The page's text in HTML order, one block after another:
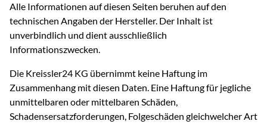
Alle Informationen auf diesen Seiten beruhen auf den
technischen Angaben der Hersteller. Der Inhalt ist
unverbindlich und dient ausschließlich
Informationszwecken.
Die Kreissler24 KG übernimmt keine Haftung im
Zusammenhang mit diesen Daten. Eine Haftung für jegliche
unmittelbaren oder mittelbaren Schäden,
Schadensersatzforderungen, Folgeschäden gleichwelcher Art